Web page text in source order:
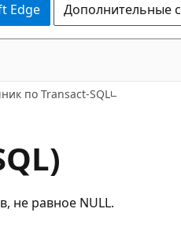
Edge Дополнительные
по Transact-SQL
не равное NULL.